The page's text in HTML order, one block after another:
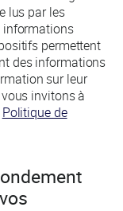
lus par les
informations
permettent
des informations
sur leur
invitons à
Politique de